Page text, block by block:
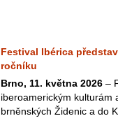
Festival Ibérica
ročníku
Brno, 11. května 2026 –
iberoamerickým kulturám
brněnských Židenic a do